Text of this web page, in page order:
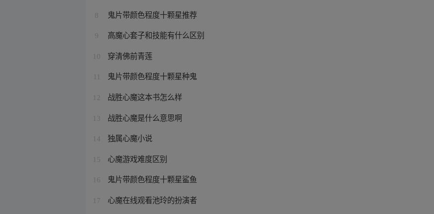
8 鬼片带颜色程度十颗星推荐
9 高魔心套子和技能有什么区别
10 穿清佛前青莲
鬼片带颜色程度十颗星种鬼
12 战胜心魔这本书怎么样
13 战胜心魔是什么意思啊
14 独属心魔小说
15 心魔游戏难度区别
16 鬼片带颜色程度十颗星鲨鱼
17 心魔在线观看池玲的扮演者